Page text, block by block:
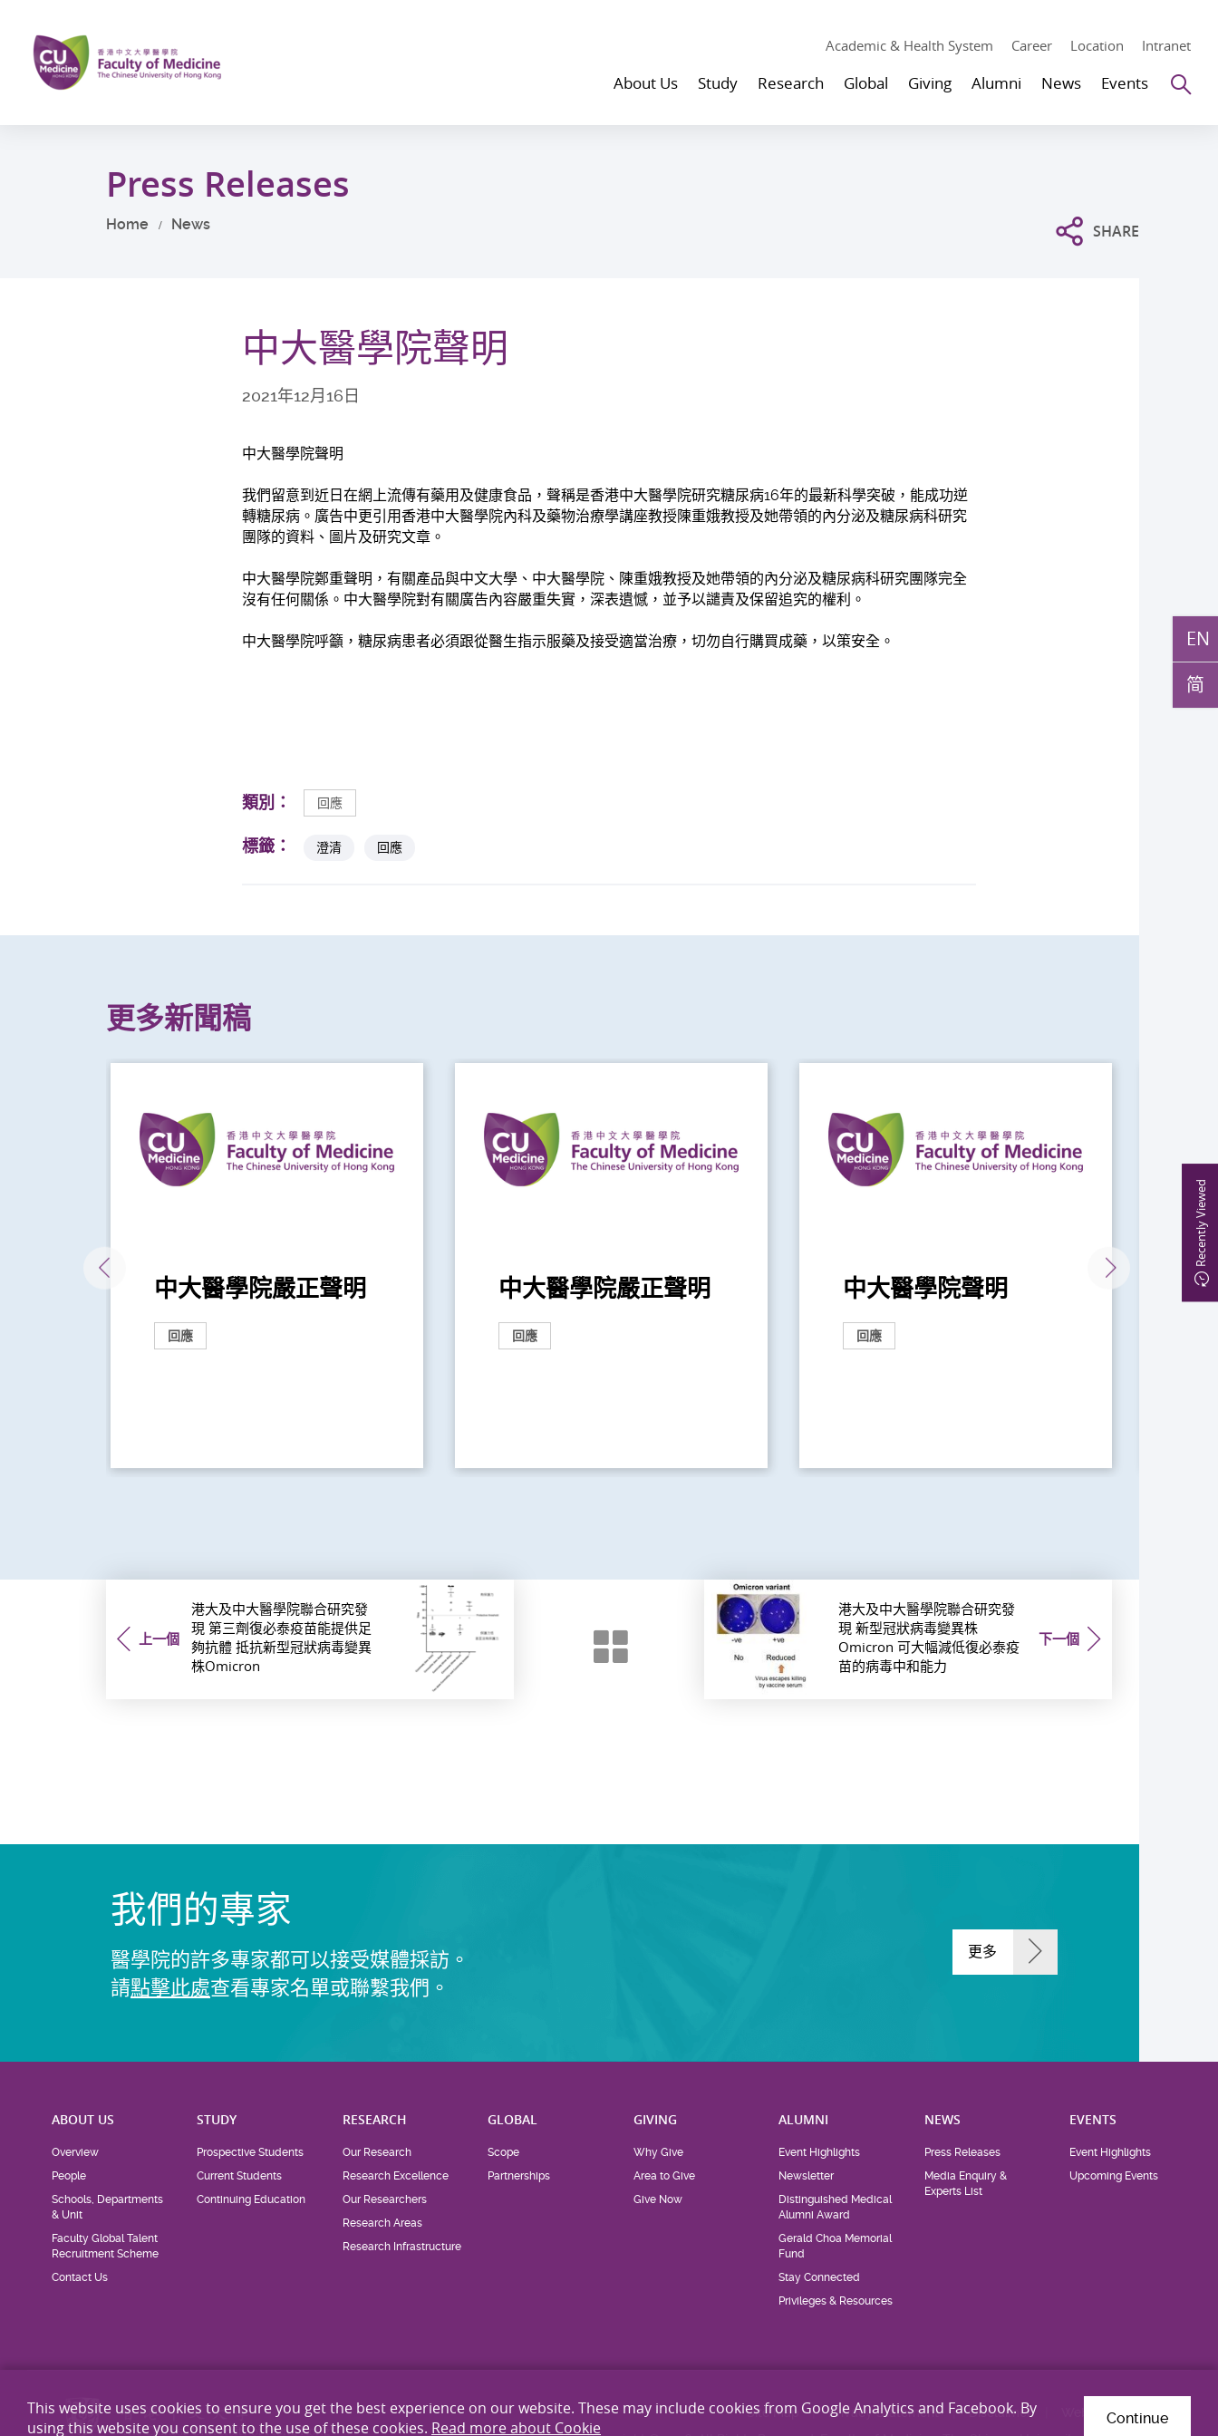
main
content
Academic & Health System Career Location Intranet
About Us Study Research Global Giving Alumni News Events
Recently Viewed
Press Releases
Home News SHARE
EN
简
中大醫學院聲明
2021年12月16日
中大醫學院聲明
我們留意到近日在網上流傳有藥用及健康食品，聲稱是香港中大醫學院研究糖尿病16年的最新科學突破，能成功逆
轉糖尿病。廣告中更引用香港中大醫學院內科及藥物治療學講座教授陳重娥教授及她帶領的內分泌及糖尿病科研究
團隊的資料、圖片及研究文章。
中大醫學院鄭重聲明，有關產品與中文大學、中大醫學院、陳重娥教授及她帶領的內分泌及糖尿病科研究團隊完全
沒有任何關係。中大醫學院對有關廣告內容嚴重失實，深表遺憾，並予以譴責及保留追究的權利。
中大醫學院呼籲，糖尿病患者必須跟從醫生指示服藥及接受適當治療，切勿自行購買成藥，以策安全。
類別： 回應
標籤： 澄清 回應
更多新聞稿
中大醫學院嚴正聲明
回應
中大醫學院嚴正聲明
回應
中大醫學院聲明
回應
上一個
港大及中大醫學院聯合研究發
現 第三劑復必泰疫苗能提供足
夠抗體 抵抗新型冠狀病毒變異
株Omicron
下一個
港大及中大醫學院聯合研究發
現 新型冠狀病毒變異株
Omicron 可大幅減低復必泰疫
苗的病毒中和能力
我們的專家
醫學院的許多專家都可以接受媒體採訪。
請點擊此處查看專家名單或聯繫我們。
更多
ABOUT US
Overview
People
Schools, Departments
& Unit
Faculty Global Talent
Recruitment Scheme
Contact Us
STUDY
Prospective Students
Current Students
Continuing Education
RESEARCH
Our Research
Research Excellence
Our Researchers
Research Areas
Research Infrastructure
GLOBAL
Scope
Partnerships
GIVING
Why Give
Area to Give
Give Now
ALUMNI
Event Highlights
Newsletter
Distinguished Medical
Alumni Award
Gerald Choa Memorial
Fund
Stay Connected
Privileges & Resources
NEWS
Press Releases
Media Enquiry &
Experts List
EVENTS
Event Highlights
Upcoming Events
Site Map Privacy Statement Disclaimer
Web Accessibility
This website uses cookies to ensure you get the best experience on our website. These may include cookies from Google Analytics and Facebook. By
using this website you consent to the use of these cookies. Read more about Cookie Continue